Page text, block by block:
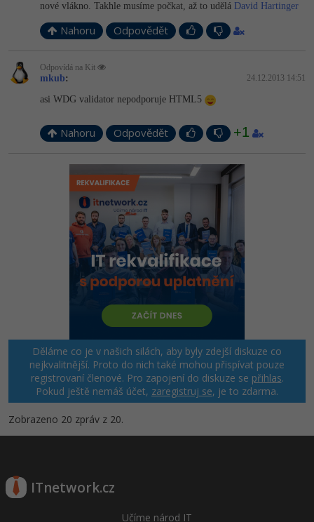
nové vlákno. Takhle musíme počkat, až to udělá David Hartinger
Nahoru Odpovědět
Odpovídá na Kit
mkub: 24.12.2013 14:51
asi WDG validator nepodporuje HTML5
Nahoru Odpovědět +1
Děláme co je v našich silách, aby byly zdejší diskuze co
nejkvalitnější. Proto do nich také mohou přispívat pouze
registrovaní členové. Pro zapojení do diskuze se přihlas.
Pokud ještě nemáš účet, zaregistruj se, je to zdarma.
Zobrazeno 20 zpráv z 20.
ITnetwork.cz
Učíme národ IT